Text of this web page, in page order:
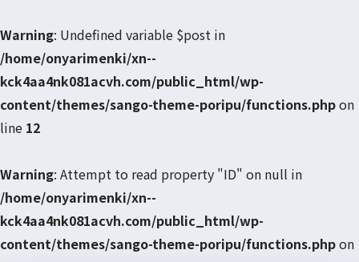
Warning: Undefined variable $post in
/home/onyarimenki/xn--
kck4aa4nk081acvh.com/public_html/wp-
content/themes/sango-theme-poripu/functions.phpon
line 12
Warning: Attempt to read property "ID" on null in
/home/onyarimenki/xn--
kck4aa4nk081acvh.com/public_html/wp-
content/themes/sango-theme-poripu/functions.phpon